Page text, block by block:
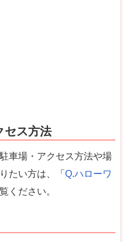
セス方法
車場・アクセス方法や場
たい方は、「 Q.ハローワ
ください。